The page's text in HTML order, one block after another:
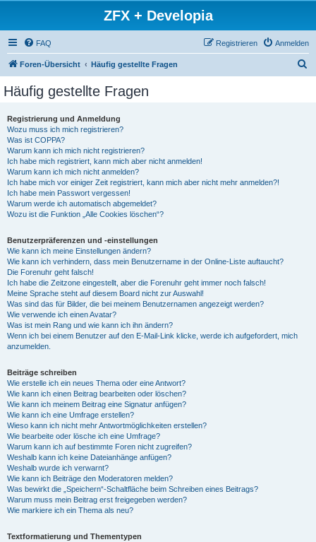
ZFX + Developia
FAQ Anmelden
Registrieren
Foren-Übersicht Häufig gestellte Fragen
Häufig gestellte Fragen
Registrierung und Anmeldung
Wozu muss ich mich registrieren?
Was ist COPPA?
Warum kann ich mich nicht registrieren?
Ich habe mich registriert, kann mich aber nicht anmelden!
Warum kann ich mich nicht anmelden?
Ich habe mich vor einiger Zeit registriert, kann mich aber nicht mehr anmelden?!
Ich habe mein Passwort vergessen!
Warum werde ich automatisch abgemeldet?
Wozu ist die Funktion „Alle Cookies löschen“?
Benutzerpräferenzen und -einstellungen
Wie kann ich meine Einstellungen ändern?
Wie kann ich verhindern, dass mein Benutzername in der Online-Liste auftaucht?
Die Forenuhr geht falsch!
Ich habe die Zeitzone eingestellt, aber die Forenuhr geht immer noch falsch!
Meine Sprache steht auf diesem Board nicht zur Auswahl!
Was sind das für Bilder, die bei meinem Benutzernamen angezeigt werden?
Wie verwende ich einen Avatar?
Was ist mein Rang und wie kann ich ihn ändern?
Wenn ich bei einem Benutzer auf den E-Mail-Link klicke, werde ich aufgefordert, mich
anzumelden.
Beiträge schreiben
Wie erstelle ich ein neues Thema oder eine Antwort?
Wie kann ich einen Beitrag bearbeiten oder löschen?
Wie kann ich meinem Beitrag eine Signatur anfügen?
Wie kann ich eine Umfrage erstellen?
Wieso kann ich nicht mehr Antwortmöglichkeiten erstellen?
Wie bearbeite oder lösche ich eine Umfrage?
Warum kann ich auf bestimmte Foren nicht zugreifen?
Weshalb kann ich keine Dateianhänge anfügen?
Weshalb wurde ich verwarnt?
Wie kann ich Beiträge den Moderatoren melden?
Was bewirkt die „Speichern“-Schaltfläche beim Schreiben eines Beitrags?
Warum muss mein Beitrag erst freigegeben werden?
Wie markiere ich ein Thema als neu?
Textformatierung und Thementypen